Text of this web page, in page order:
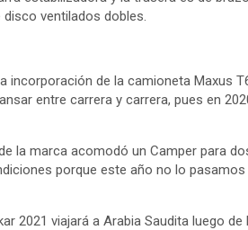
ventilados dobles.
incorporación de la camioneta Maxus
entre carrera y carrera, pues en
la marca acomodó un Camper para
porque este año no lo pasamos
2021 viajará a Arabia Saudita luego